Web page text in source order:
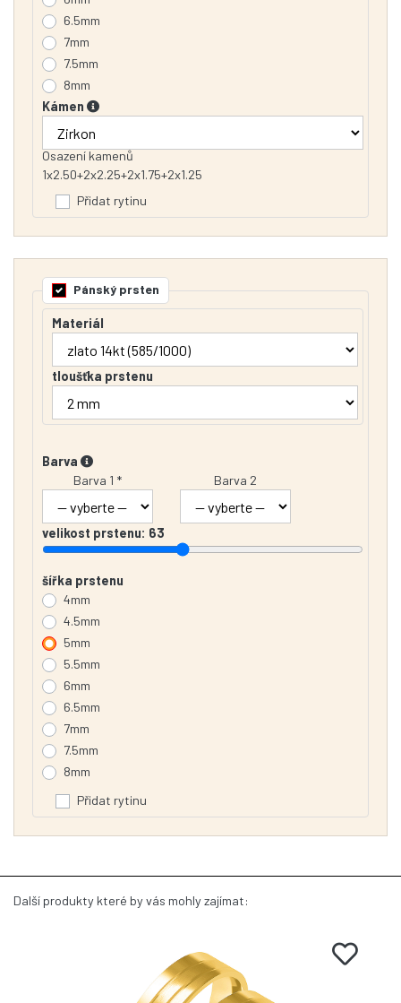
6.5mm
7mm
7.5mm
8mm
Kámen
Osazení kamenů
1x2.50+2x2.25+2x1.75+2x1.25
Přidat rytinu
Pánský prsten
Materiál
tloušťka prstenu
Barva
Barva 1 *
Barva 2
velikost prstenu: 63
šířka prstenu
4mm
4.5mm
5mm
5.5mm
6mm
6.5mm
7mm
7.5mm
8mm
Přidat rytinu
Další produkty které by vás mohly zajímat: